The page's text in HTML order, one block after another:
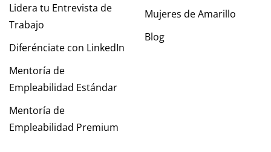
Lidera tu Entrevista de
Trabajo
Diferénciate con LinkedIn
Mentoría de
Empleabilidad Estándar
Mentoría de
Empleabilidad Premium
Mujeres de Amarillo
Blog